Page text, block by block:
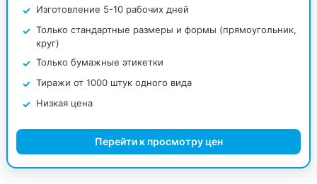
Изготовление 5-10 рабочих дней
Только стандартные размеры и формы (прямоугольник,
круг)
Только бумажные этикетки
Тиражи от 1000 штук одного вида
Низкая цена
Перейти к просмотру цен